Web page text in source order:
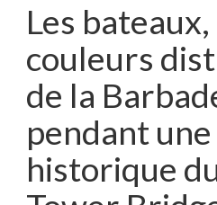
Les
couleurs
de la
pendant
historique